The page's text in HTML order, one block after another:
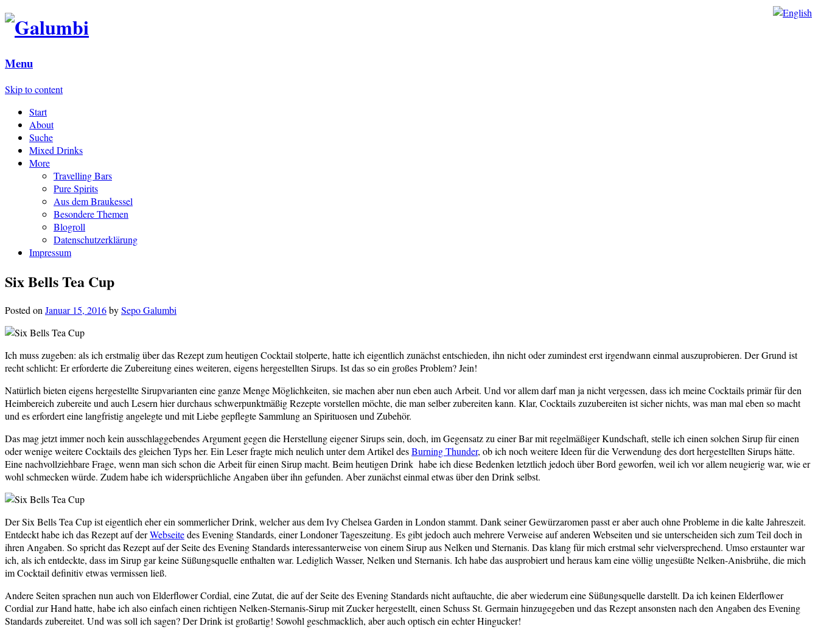
Menu
Skip to content
Start
About
Suche
Mixed Drinks
More
Travelling Bars
Pure Spirits
Aus dem Braukessel
Besondere Themen
Blogroll
Datenschutzerklärung
Impressum
Six Bells Tea Cup
Posted onJanuar 15, 2016bySepo Galumbi
Ich muss zugeben: als ich erstmalig über das Rezept zum heutigen Cocktail stolperte, hatte ich eigentlich zunächst entschieden, ihn nicht oder zumindest erst irgendwann einmal auszuprobieren. Der Grund ist
recht schlicht: Er erforderte die Zubereitung eines weiteren, eigens hergestellten Sirups. Ist das so ein großes Problem? Jein!
Natürlich bieten eigens hergestellte Sirupvarianten eine ganze Menge Möglichkeiten, sie machen aber nun eben auch Arbeit. Und vor allem darf man ja nicht vergessen, dass ich meine Cocktails primär für den
Heimbereich zubereite und auch Lesern hier durchaus schwerpunktmäßig Rezepte vorstellen möchte, die man selber zubereiten kann. Klar, Cocktails zuzubereiten ist sicher nichts, was man mal eben so macht
und es erfordert eine langfristig angelegte und mit Liebe gepflegte Sammlung an Spirituosen und Zubehör.
Das mag jetzt immer noch kein ausschlaggebendes Argument gegen die Herstellung eigener Sirups sein, doch, im Gegensatz zu einer Bar mit regelmäßiger Kundschaft, stelle ich einen solchen Sirup für einen
oder wenige weitere Cocktails des gleichen Typs her. Ein Leser fragte mich neulich unter dem Artikel desBurning Thunder, ob ich noch weitere Ideen für die Verwendung des dort hergestellten Sirups hätte.
Eine nachvollziehbare Frage, wenn man sich schon die Arbeit für einen Sirup macht. Beim heutigen Drink habe ich diese Bedenken letztlich jedoch über Bord geworfen, weil ich vor allem neugierig war, wie er
wohl schmecken würde. Zudem habe ich widersprüchliche Angaben über ihn gefunden. Aber zunächst einmal etwas über den Drink selbst.
Der Six Bells Tea Cup ist eigentlich eher ein sommerlicher Drink, welcher aus dem Ivy Chelsea Garden in London stammt. Dank seiner Gewürzaromen passt er aber auch ohne Probleme in die kalte Jahreszeit.
Entdeckt habe ich das Rezept auf derWebseitedes Evening Standards, einer Londoner Tageszeitung. Es gibt jedoch auch mehrere Verweise auf anderen Webseiten und sie unterscheiden sich zum Teil doch in
ihren Angaben. So spricht das Rezept auf der Seite des Evening Standards interessanterweise von einem Sirup aus Nelken und Sternanis. Das klang für mich erstmal sehr vielversprechend. Umso erstaunter war
ich, als ich entdeckte, dass im Sirup gar keine Süßungsquelle enthalten war. Lediglich Wasser, Nelken und Sternanis. Ich habe das ausprobiert und heraus kam eine völlig ungesüßte Nelken-Anisbrühe, die mich
im Cocktail definitiv etwas vermissen ließ.
Andere Seiten sprachen nun auch von Elderflower Cordial, eine Zutat, die auf der Seite des Evening Standards nicht auftauchte, die aber wiederum eine Süßungsquelle darstellt. Da ich keinen Elderflower
Cordial zur Hand hatte, habe ich also einfach einen richtigen Nelken-Sternanis-Sirup mit Zucker hergestellt, einen Schuss St. Germain hinzugegeben und das Rezept ansonsten nach den Angaben des Evening
Standards zubereitet. Und was soll ich sagen? Der Drink ist großartig! Sowohl geschmacklich, aber auch optisch ein echter Hingucker!